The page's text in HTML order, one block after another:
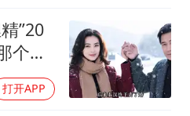
新局 实干挑大梁
”20
个男
机票
打开APP